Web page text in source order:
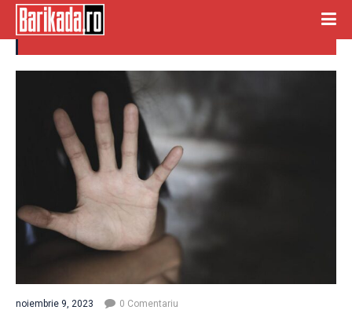
COPILE
noiembrie 9, 2023 0 Comentariu